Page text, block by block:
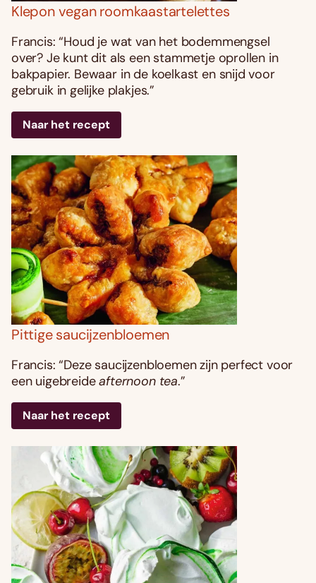
Klepon vegan roomkaastartelettes
Francis: “Houd je wat van het bodemmengsel
over? Je kunt dit als een stammetje oprollen in
bakpapier. Bewaar in de koelkast en snijd voor
gebruik in gelijke plakjes.”
Naar het recept
Pittige saucijzenbloemen
Francis: “Deze saucijzenbloemen zijn perfect voor
een uigebreideafternoon tea.”
Naar het recept